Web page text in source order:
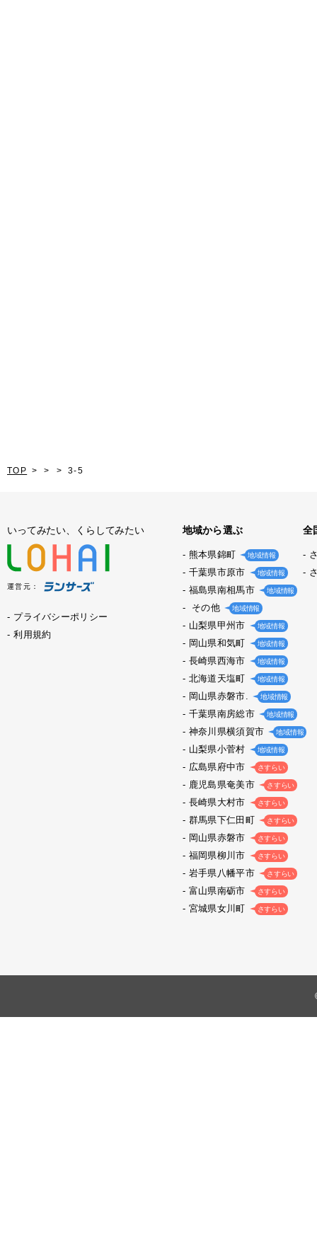
TOP 3-5
いってみたい、くらしてみたい
運営元：
プライバシーポリシー
利用規約
地域から選ぶ
熊本県錦町 地域情報
千葉県市原市 地域情報
福島県南相馬市 地域情報
その他 地域情報
山梨県甲州市 地域情報
岡山県和気町 地域情報
長崎県西海市 地域情報
北海道天塩町 地域情報
岡山県赤磐市. 地域情報
千葉県南房総市 地域情報
神奈川県横須賀市 地域情報
山梨県小菅村 地域情報
広島県府中市 さすらい
鹿児島県奄美市 さすらい
長崎県大村市 さすらい
群馬県下仁田町 さすらい
岡山県赤磐市 さすらい
福岡県柳川市 さすらい
岩手県八幡平市 さすらい
富山県南砺市 さすらい
宮城県女川町 さすらい
全